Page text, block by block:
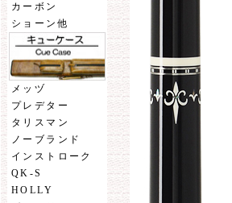
カーボン
ショーン他
メッヅ
プレデター
タリスマン
ノーブランド
インストローク
QK-S
HOLLY